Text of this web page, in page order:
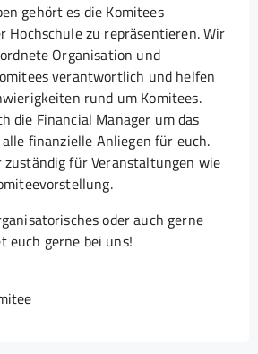
gehört es die Komitees
Hochschule zu repräsentieren. Wir
Organisation und
verantwortlich und helfen
rund um Komitees.
die Financial Manager um das
finanzielle Anliegen für euch.
für Veranstaltungen wie
oder auch gerne
euch gerne bei uns!